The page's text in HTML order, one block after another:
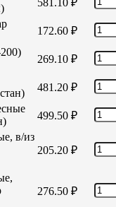
172.60 ₽
269.10 ₽
481.20 ₽
499.50 ₽
в/из
205.20 ₽
276.50 ₽